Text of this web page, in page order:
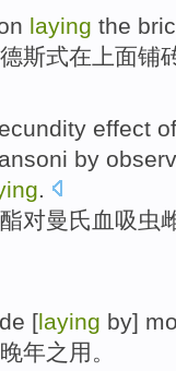
laying the
斯式在 上面铺
effect
by
对曼氏 血吸虫
[laying by]
晚年之 用 。